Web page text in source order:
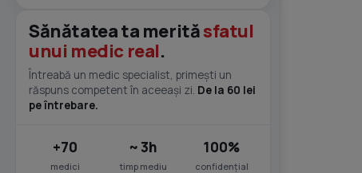
Sănătatea ta merităsfatul
unui medic real.
Întreabă un medic specialist, primești un
răspuns competent în aceeași zi. De la 60 lei
pe întrebare.
+70
medici
~ 3h
timp mediu
100%
confidențial